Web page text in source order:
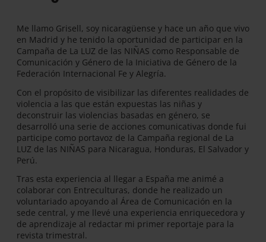
Me llamo Grisell, soy nicaragüense y hace un año que vivo
en Madrid y he tenido la oportunidad de participar en la
Campaña de La LUZ de las NIÑAS como Responsable de
Comunicación y Género de la Iniciativa de Género de la
Federación Internacional Fe y Alegría.
Con el propósito de visibilizar las diferentes realidades de
violencia a las que están expuestas las niñas y
deconstruir las violencias basadas en género, se
desarrolló una serie de acciones comunicativas donde fui
participe como portavoz de la Campaña regional de La
LUZ de las NIÑAS para Nicaragua, Honduras, El Salvador y
Perú.
Tras esta experiencia al llegar a España me animé a
colaborar con Entreculturas, donde he realizado un
voluntariado apoyando al Área de Comunicación en la
sede central, y me llevé una experiencia enriquecedora y
de aprendizaje al redactar mi primer reportaje para la
revista trimestral.